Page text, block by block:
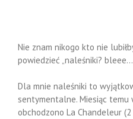
Nie znam nikogo kto nie
powiedzieć „naleśniki?
Dla mnie naleśniki to
sentymentalne. Miesiąc temu
obchodzono La Chandeleur